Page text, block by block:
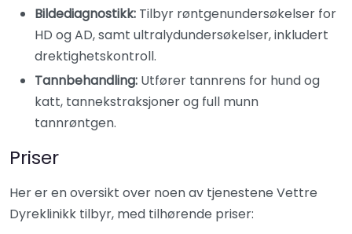
Bildediagnostikk: Tilbyr røntgenundersøkelser for
HD og AD, samt ultralydundersøkelser, inkludert
drektighetskontroll.
Tannbehandling: Utfører tannrens for hund og
katt, tannekstraksjoner og full munn
tannrøntgen.
Priser
Her er en oversikt over noen av tjenestene Vettre
Dyreklinikk tilbyr, med tilhørende priser: